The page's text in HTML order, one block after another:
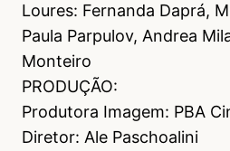
Loures: Fernanda Daprá,
Paula Parpulov, Andrea
Monteiro
PRODUÇÃO:
Produtora Imagem: PBA
Diretor: Ale Paschoalini